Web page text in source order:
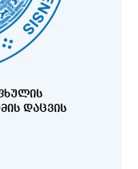
ᲓᲐᲪᲕᲘᲡ